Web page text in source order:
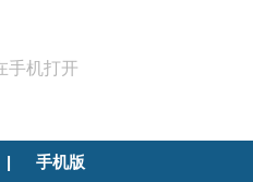
手机打开
| 手机版